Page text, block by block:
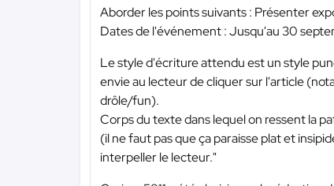
Aborder les points suivants : Présenter
Dates de l'événement : Jusqu'au 30
Le style d'écriture attendu est un style
envie au lecteur de cliquer sur l'article
drôle/fun).
Corps du texte dans lequel on ressent la
(il ne faut pas que ça paraisse plat et
interpeller le lecteur."